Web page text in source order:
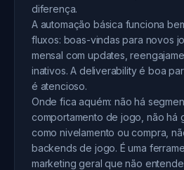
diferença.
A automação básica funciona
fluxos: boas-vindas para novos
mensal com updates,
inativos. A deliverability é boa
é atencioso.
Onde fica aquém: não há
comportamento de jogo, não há
como nivelamento ou compra,
backends de jogo. É uma
marketing geral que não